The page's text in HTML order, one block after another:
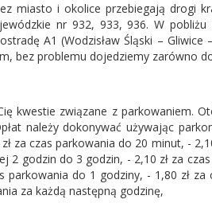
miasto i okolice przebiegają drogi
nr 932, 933, 936. W
A1 (Wodzisław Śląski –
bez problemu dojedziemy zarówno
kwestie związane z parkowaniem.
należy dokonywać używając
za czas parkowania do 20 minut, -
2 godzin do 3 godzin, - 2,10 zł za
do 1 godziny, - 1,80 zł
za każdą następną godzinę,